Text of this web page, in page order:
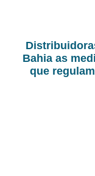
Bahia as
que